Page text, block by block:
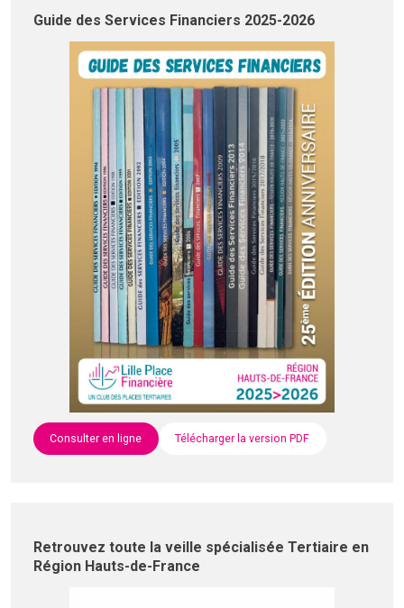
Guide des Services Financiers 2025-2026
Consulter en ligne Télécharger la version PDF
Retrouvez toute la veille spécialisée Tertiaire en
Région Hauts-de-France